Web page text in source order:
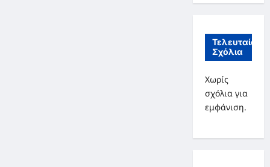
Τελευταία
Σχόλια
Χωρίς
σχόλια για
εμφάνιση.